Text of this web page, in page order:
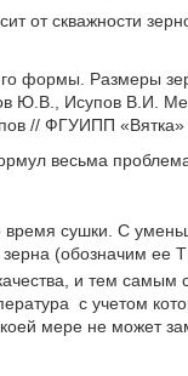
от скважности
формы. Размеры
Ю.В., Исупов В.И.
// ФГУИПП «Вятка»
весьма
сушки. С
(обозначим ее Т
и тем
с учетом
мере не может